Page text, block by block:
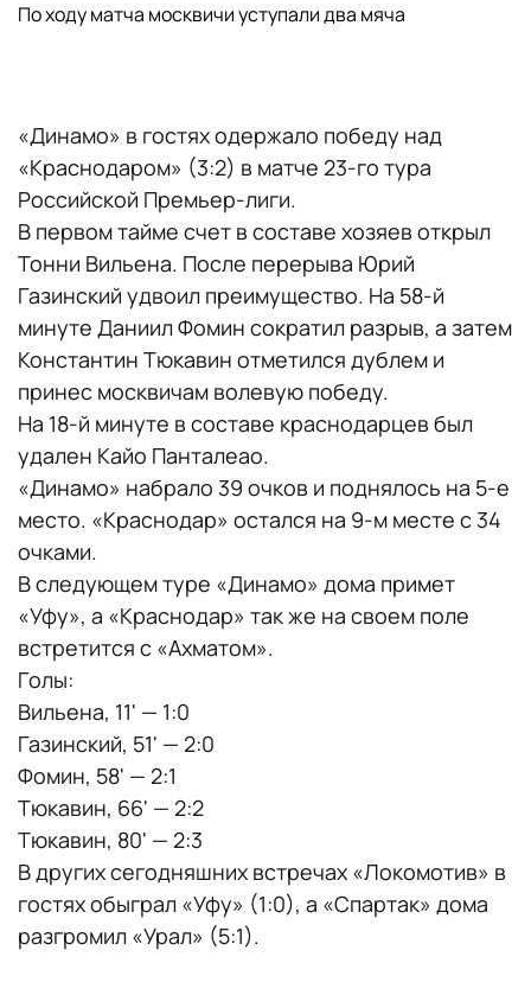
По ходу матча москвичи уступали два мяча
«Динамо» в гостях одержало победу над
«Краснодаром» (3:2) в матче 23-го тура
Российской Премьер-лиги.
В первом тайме счет в составе хозяев открыл
Тонни Вильена. После перерыва Юрий
Газинский удвоил преимущество. На 58-й
минуте Даниил Фомин сократил разрыв, а затем
Константин Тюкавин отметился дублем и
принес москвичам волевую победу.
На 18-й минуте в составе краснодарцев был
удален Кайо Панталеао.
«Динамо» набрало 39 очков и поднялось на 5-е
место. «Краснодар» остался на 9-м месте с 34
очками.
В следующем туре «Динамо» дома примет
«Уфу», а «Краснодар» так же на своем поле
встретится с «Ахматом».
Голы:
Вильена, 11' — 1:0
Газинский, 51' — 2:0
Фомин, 58' — 2:1
Тюкавин, 66' — 2:2
Тюкавин, 80' — 2:3
В других сегодняшних встречах «Локомотив» в
гостях обыграл «Уфу» (1:0), а «Спартак» дома
разгромил «Урал» (5:1).